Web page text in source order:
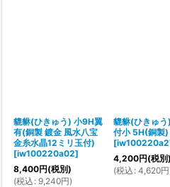
貔貅(ひきゅう) 小9H翼
有(銅製 鍍金 風水八宝
金糸水晶12ミリ玉付)
[iw100220a02]
8,400円(税別)
(税込 : 9,240円)
貔貅(ひきゅう
付小 5H(銅製)
[
4,200円(税別)
(税込 : 4,620円